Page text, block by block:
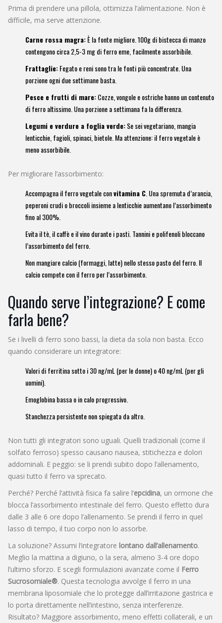
Prima di prendere una pillola, ottimizza l’alimentazione. Non è
difficile, ma serve attenzione.
Carne rossa magra:È la fonte migliore. 100g di bistecca di manzo
contengono circa 2,5-3 mg di ferro eme, facilmente assorbibile.
Frattaglie:Fegato e reni sono tra le fonti più concentrate. Una
porzione ogni due settimane basta.
Pesce e frutti di mare:Cozze, vongole e ostriche hanno un contenuto
di ferro altissimo. Una porzione a settimana fa la differenza.
Legumi e verdure a foglia verde:Se sei vegetariano, mangia
lenticchie, fagioli, spinaci, bietole. Ma attenzione: il ferro vegetale è
meno assorbibile.
Per migliorare l’assorbimento:
Accompagna il ferro vegetale convitamina C . Una spremuta d’arancia,
peperoni crudi o broccoli insieme a lenticchie aumentano l’assorbimento
fino al 300%.
Evita il tè, il caffè e il vino durante i pasti. Tannini e polifenoli bloccano
l’assorbimento del ferro.
Non mangiare calcio (formaggi, latte) nello stesso pasto del ferro. Il
calcio compete con il ferro per l’assorbimento.
Quando serve l’integrazione? E come
farla bene?
Se i livelli di ferro sono bassi, la dieta da sola non basta. Ecco
quando considerare un integratore:
Valori di ferritina sotto i 30 ng/mL (per le donne) o 40 ng/mL (per gli
uomini).
Emoglobina bassa o in calo progressivo.
Stanchezza persistente non spiegata da altro.
Non tutti gli integratori sono uguali. Quelli tradizionali (come il
solfato ferroso) spesso causano nausea, stitichezza e dolori
addominali. E peggio: se li prendi subito dopo l’allenamento,
quasi tutto il ferro va sprecato.
Perché? Perché l’attività fisica fa salire l’epcidina, un ormone che
blocca l’assorbimento intestinale del ferro. Questo effetto dura
dalle 3 alle 6 ore dopo l’allenamento. Se prendi il ferro in quel
lasso di tempo, il tuo corpo non lo assorbe.
La soluzione? Assumi l’integratore lontano dall’allenamento.
Meglio la mattina a digiuno, o la sera, almeno 3-4 ore dopo
l’ultimo sforzo. E scegli formulazioni avanzate come il Ferro
Sucrosomiale®. Questa tecnologia avvolge il ferro in una
membrana liposomiale che lo protegge dall’irritazione gastrica e
lo porta direttamente nell’intestino, senza interferenze.
Risultato? Maggiore assorbimento, meno effetti collaterali, e un